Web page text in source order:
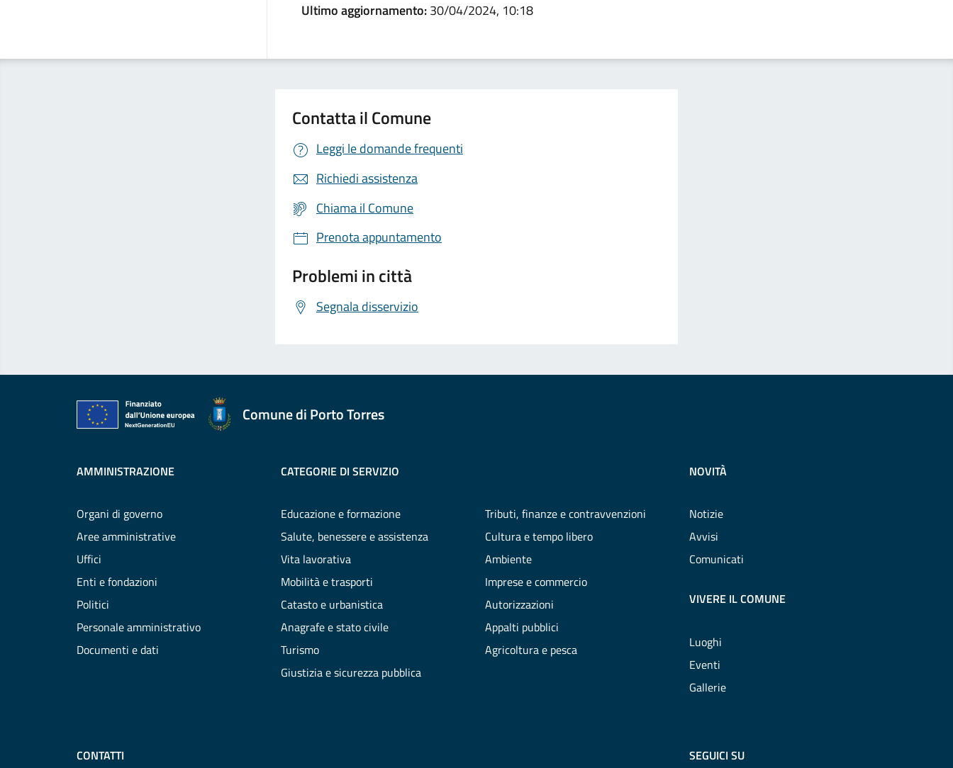
Ultimo aggiornamento:30/04/2024, 10:18
Contatta il Comune
Leggi le domande frequenti
Richiedi assistenza
Chiama il Comune
Prenota appuntamento
Problemi in città
Segnala disservizio
Comune di Porto Torres
AMMINISTRAZIONE
Organi di governo
Aree amministrative
Uffici
Enti e fondazioni
Politici
Personale amministrativo
Documenti e dati
CATEGORIE DI SERVIZIO
Educazione e formazione
Salute, benessere e assistenza
Vita lavorativa
Mobilità e trasporti
Catasto e urbanistica
Anagrafe e stato civile
Turismo
Giustizia e sicurezza pubblica
Tributi, finanze e contravvenzioni
Cultura e tempo libero
Ambiente
Imprese e commercio
Autorizzazioni
Appalti pubblici
Agricoltura e pesca
NOVITÀ
Notizie
Avvisi
Comunicati
VIVERE IL COMUNE
Luoghi
Eventi
Gallerie
CONTATTI SEGUICI SU